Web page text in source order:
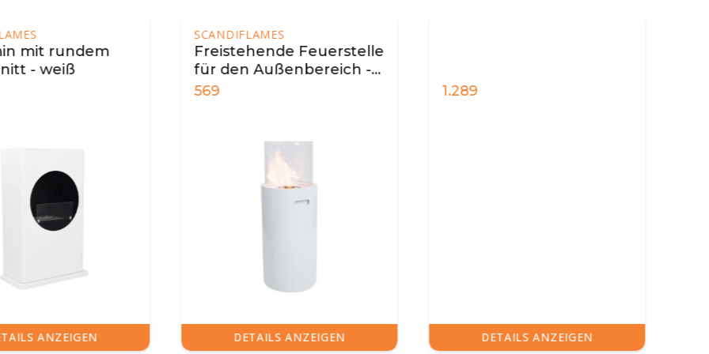
Feuerstelle
Außenbereich -
ANZEIGEN
1.289
DETAILS ANZEIGEN
999
DETAILS ANZEIGEN